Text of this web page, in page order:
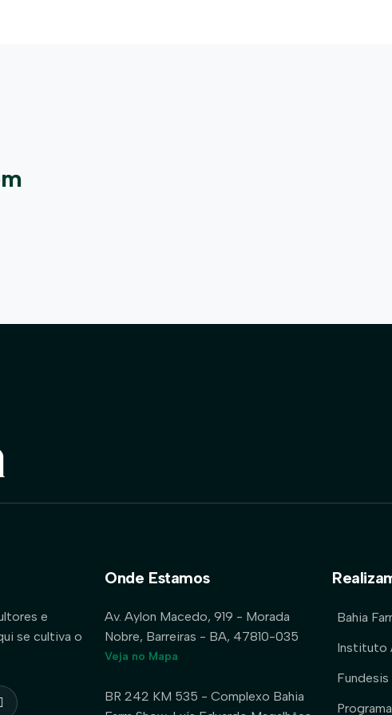
e
se cultiva o
Onde Estamos
Av. Aylon Macedo, 919 - Morada
Nobre, Barreiras - BA, 47810-035
Veja no Mapa
BR 242 KM 535 - Complexo Bahia
Bahia
Instituto
Fundesis